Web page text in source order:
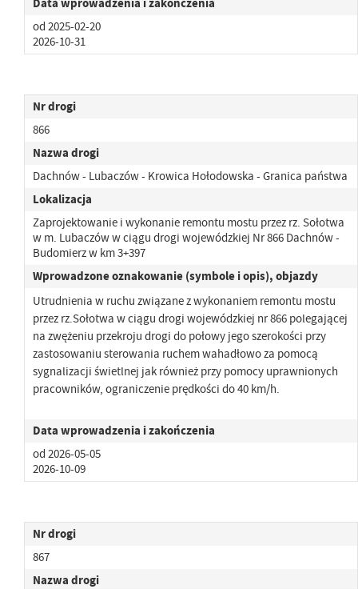
od 2025-02-20
2026-10-31
Nr drogi
866
Nazwa drogi
Dachnów - Lubaczów - Krowica Hołodowska - Granica państwa
Lokalizacja
Zaprojektowanie i wykonanie remontu mostu przez rz. Sołotwa
w m. Lubaczów w ciągu drogi wojewódzkiej Nr 866 Dachnów -
Budomierz w km 3+397
Wprowadzone oznakowanie (symbole i opis), objazdy
Utrudnienia w ruchu związane z wykonaniem remontu mostu
przez rz.Sołotwa w ciągu drogi wojewódzkiej nr 866 polegającej
na zwężeniu przekroju drogi do połowy jego szerokości przy
zastosowaniu sterowania ruchem wahadłowo za pomocą
sygnalizacji świetlnej jak również przy pomocy uprawnionych
pracowników, ograniczenie prędkości do 40 km/h.
Data wprowadzenia i zakończenia
od 2026-05-05
2026-10-09
Nr drogi
867
Nazwa drogi